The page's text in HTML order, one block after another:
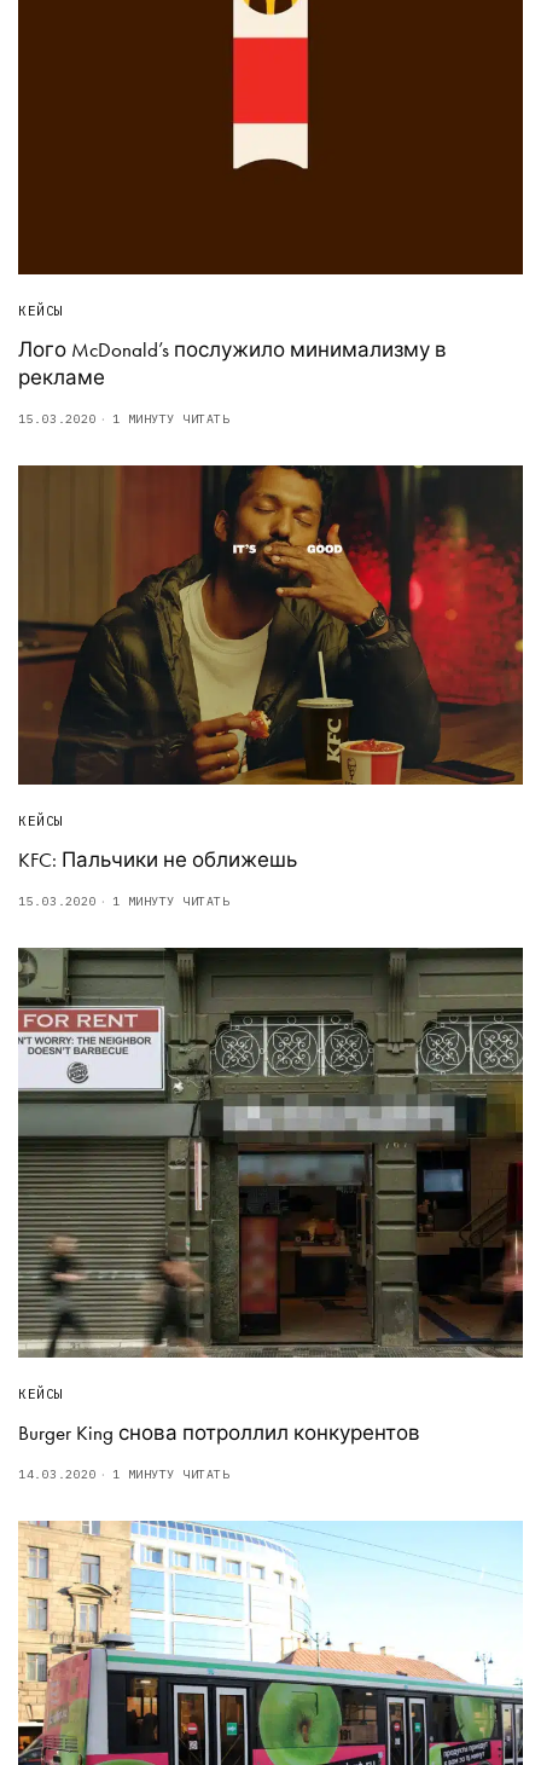
КЕЙСЫ
Лого McDonald’s послужило минимализму в
рекламе
15.03.2020 1 МИНУТУ ЧИТАТЬ
КЕЙСЫ
KFC: Пальчики не оближешь
15.03.2020 1 МИНУТУ ЧИТАТЬ
КЕЙСЫ
Burger King снова потроллил конкурентов
14.03.2020 1 МИНУТУ ЧИТАТЬ